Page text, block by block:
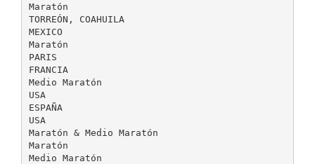
Maratón
TORREÓN, COAHUILA
MEXICO
Maratón
PARIS
FRANCIA
Medio Maratón
USA
ESPAÑA
USA
Maratón & Medio Maratón
Maratón
Medio Maratón